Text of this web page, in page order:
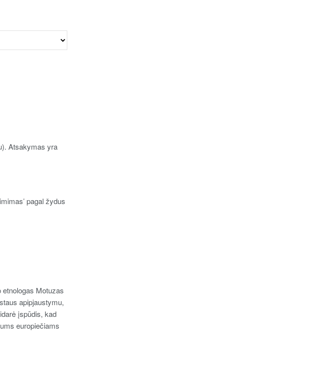
Atsakymas yra
pagal žydus
etnologas Motuzas
apipjaustymu,
įspūdis, kad
europiečiams